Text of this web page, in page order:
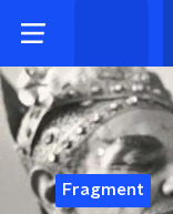
Fragment